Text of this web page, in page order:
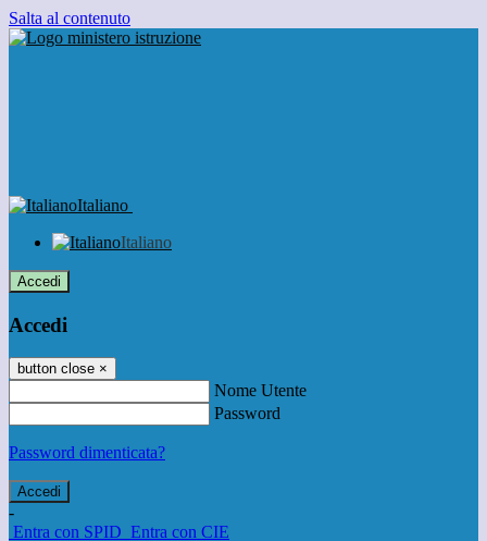
Salta al contenuto
Italiano
Italiano
Accedi
Accedi
button close ×
Nome Utente
Password
Password dimenticata?
-
Entra con SPID Entra con CIE